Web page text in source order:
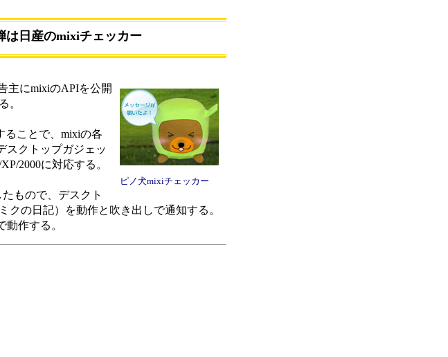
は日産のmixiチェッカー
ピノ犬mixiチェッカー
主にmixiのAPIを公開
。
ことで、mixiの各
スクトップガジェッ
2000に対応する。
もので、デスクト
の日記）を動作と吹き出しで通知する。
作する。